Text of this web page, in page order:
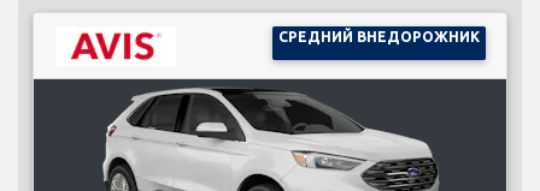
СРЕДНИЙ ВНЕДОРОЖНИК